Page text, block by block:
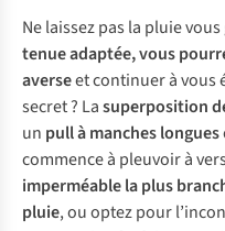
Ne laissez pas la pluie
tenue adaptée, vous
averseet continuer à vous
secret ? Lasuperposition
un pull à manches longues
commence à pleuvoir à
imperméable la plus
pluie, ou optez pour